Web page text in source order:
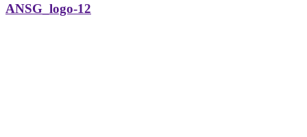
ANSG_logo-12